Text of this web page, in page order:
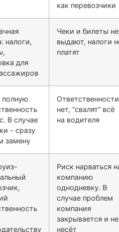
как перевозчики
налоги,
для
Чеки и билеты не
выдают, налоги
платят
В случае
- сразу
замену
Ответственности
нет, “свалят” всё
на водителя
Риск нарваться
компанию
однодневку. В
случае проблем
компания
закрывается и не
несёт